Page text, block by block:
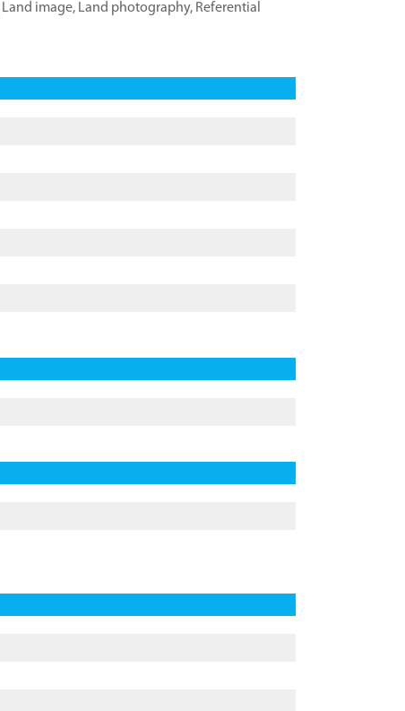
Land image, Land photography, Referential